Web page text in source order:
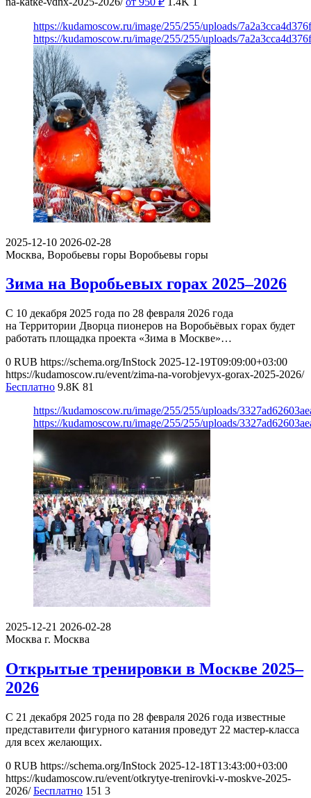
https://kudamoscow.ru/image/255/255/uploads/
https://kudamoscow.ru/image/255/255/uploads/
2025-12-10 2026-02-28
Москва, Воробьевы горы Воробьевы горы
Зима на Воробьевых горах 2025–2026
С 10 декабря 2025 года по 28 февраля 2026 года
на Территории Дворца пионеров на Воробьёвых горах будет
работать площадка проекта «Зима в Москве»…
0 RUB https://schema.org/InStock 2025-12-19T09:09:00+03:00
https://kudamoscow.ru/event/zima-na-vorobjevyx-gorax-2025-2026/
Бесплатно 9.8K 81
https://kudamoscow.ru/image/255/255/uploads/
https://kudamoscow.ru/image/255/255/uploads/
2025-12-21 2026-02-28
Москва г. Москва
Открытые тренировки в Москве 2025–
2026
С 21 декабря 2025 года по 28 февраля 2026 года известные
представители фигурного катания проведут 22 мастер-класса
для всех желающих.
0 RUB https://schema.org/InStock 2025-12-18T13:43:00+03:00
https://kudamoscow.ru/event/otkrytye-trenirovki-v-moskve-2025-
2026/ Бесплатно 151 3